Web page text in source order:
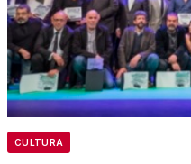
CULTURA